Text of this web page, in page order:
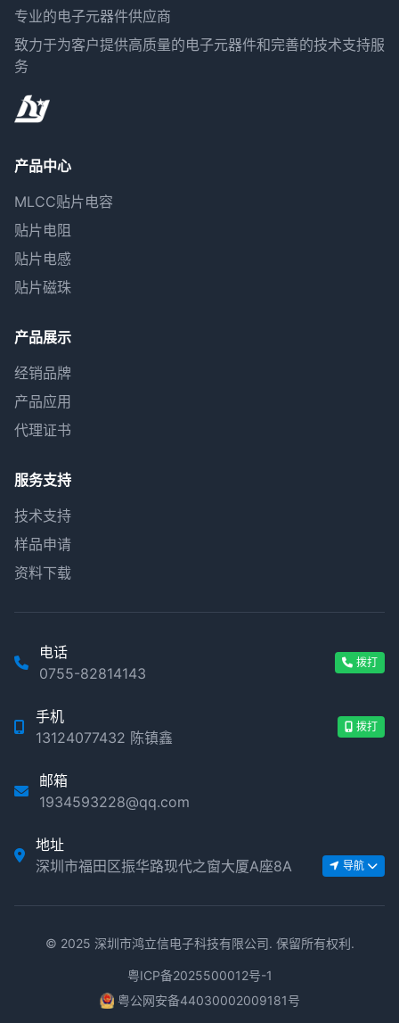
专业的电子元器件供应商
致力于为客户提供高质量的电子元器件和完善的技术支持服
务
产品中心
MLCC贴片电容
贴片电阻
贴片电感
贴片磁珠
产品展示
经销品牌
产品应用
代理证书
服务支持
技术支持
样品申请
资料下载
电话
0755-82814143
拨打
手机
13124077432 陈镇鑫
拨打
邮箱
1934593228@qq.com
地址
深圳市福田区振华路现代之窗大厦A座8A
导航
© 2025 深圳市鸿立信电子科技有限公司. 保留所有权利.
粤ICP备2025500012号-1
粤公网安备44030002009181号